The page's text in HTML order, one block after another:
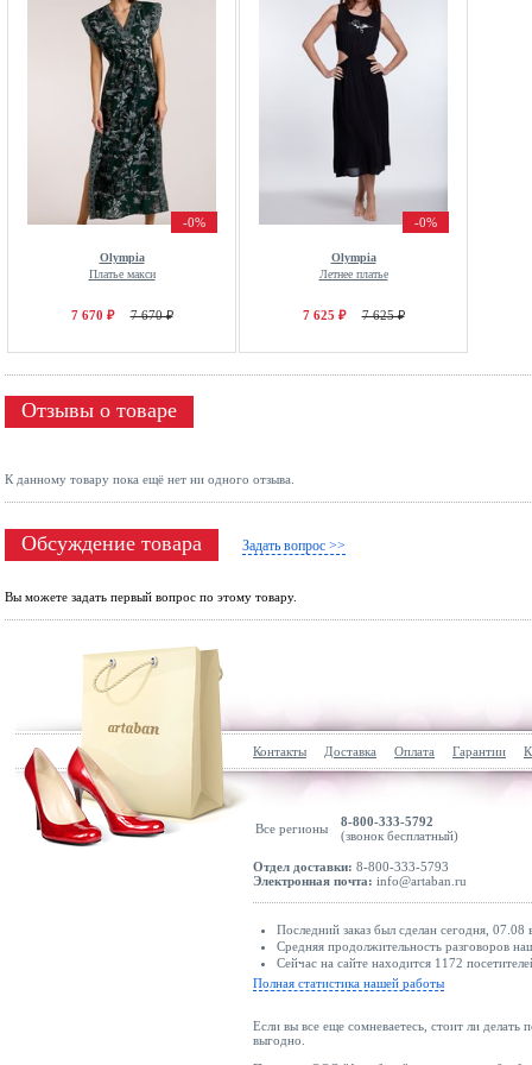
-0%
Olympia
Платье макси
7 670 ₽ 7 670 ₽
-0%
Olympia
Летнее платье
7 625 ₽ 7 625 ₽
Отзывы о товаре
К данному товару пока ещё нет ни одного отзыва.
Обсуждение товара Задать вопрос >>
Вы можете задать первый вопрос по этому товару.
Контакты Доставка Оплата Гарантии
Все регионы
8-800-333-5792
(звонок бесплатный)
Отдел доставки: 8-800-333-5793
Электронная почта: info@artaban.ru
Последний заказ был сделан сегодня,
Средняя продолжительность разговоров
Сейчас на сайте находится 1172
Полная статистика нашей работы
Если вы все еще сомневаетесь, стоит ли делать
выгодно.